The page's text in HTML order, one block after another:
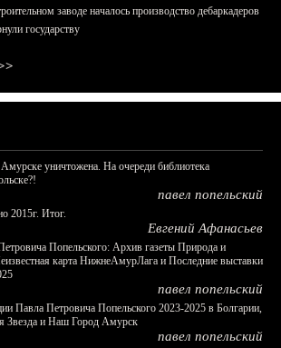
заводе началось производство дебаркадеров
государству
уничтожена. На очереди библиотека
павел попельский
2015г. Итог.
Евгений Афанасьев
Попельского: Архив газеты Природа и
карта НижнеАмурЛага и Последние выставки
павел попельский
Павла Петровича Попельского 2023-2025 в Болгарии,
Звезда и Наш Город Амурск
павел попельский